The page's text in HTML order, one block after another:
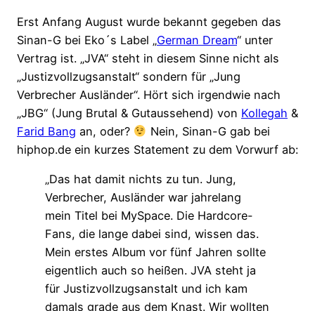
Erst Anfang August wurde bekannt gegeben das
Sinan-G bei Eko´s Label „German Dream“ unter
Vertrag ist. „JVA“ steht in diesem Sinne nicht als
„Justizvollzugsanstalt“ sondern für „Jung
Verbrecher Ausländer“. Hört sich irgendwie nach
„JBG“ (Jung Brutal & Gutaussehend) von Kollegah &
Farid Bang an, oder?
Nein, Sinan-G gab bei
hiphop.de ein kurzes Statement zu dem Vorwurf ab:
„Das hat damit nichts zu tun. Jung,
Verbrecher, Ausländer war jahrelang
mein Titel bei MySpace. Die Hardcore-
Fans, die lange dabei sind, wissen das.
Mein erstes Album vor fünf Jahren sollte
eigentlich auch so heißen. JVA steht ja
für Justizvollzugsanstalt und ich kam
damals grade aus dem Knast. Wir wollten